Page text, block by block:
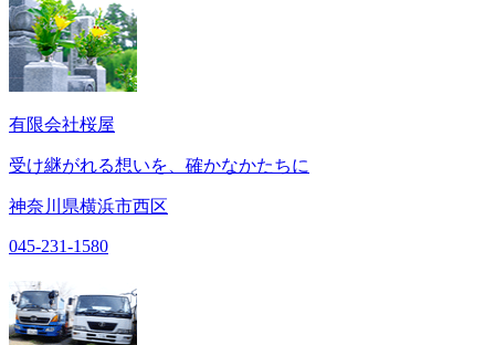
有限会社桜屋
受け継がれる想いを、確かなかたちに
神奈川県横浜市西区
045-231-1580